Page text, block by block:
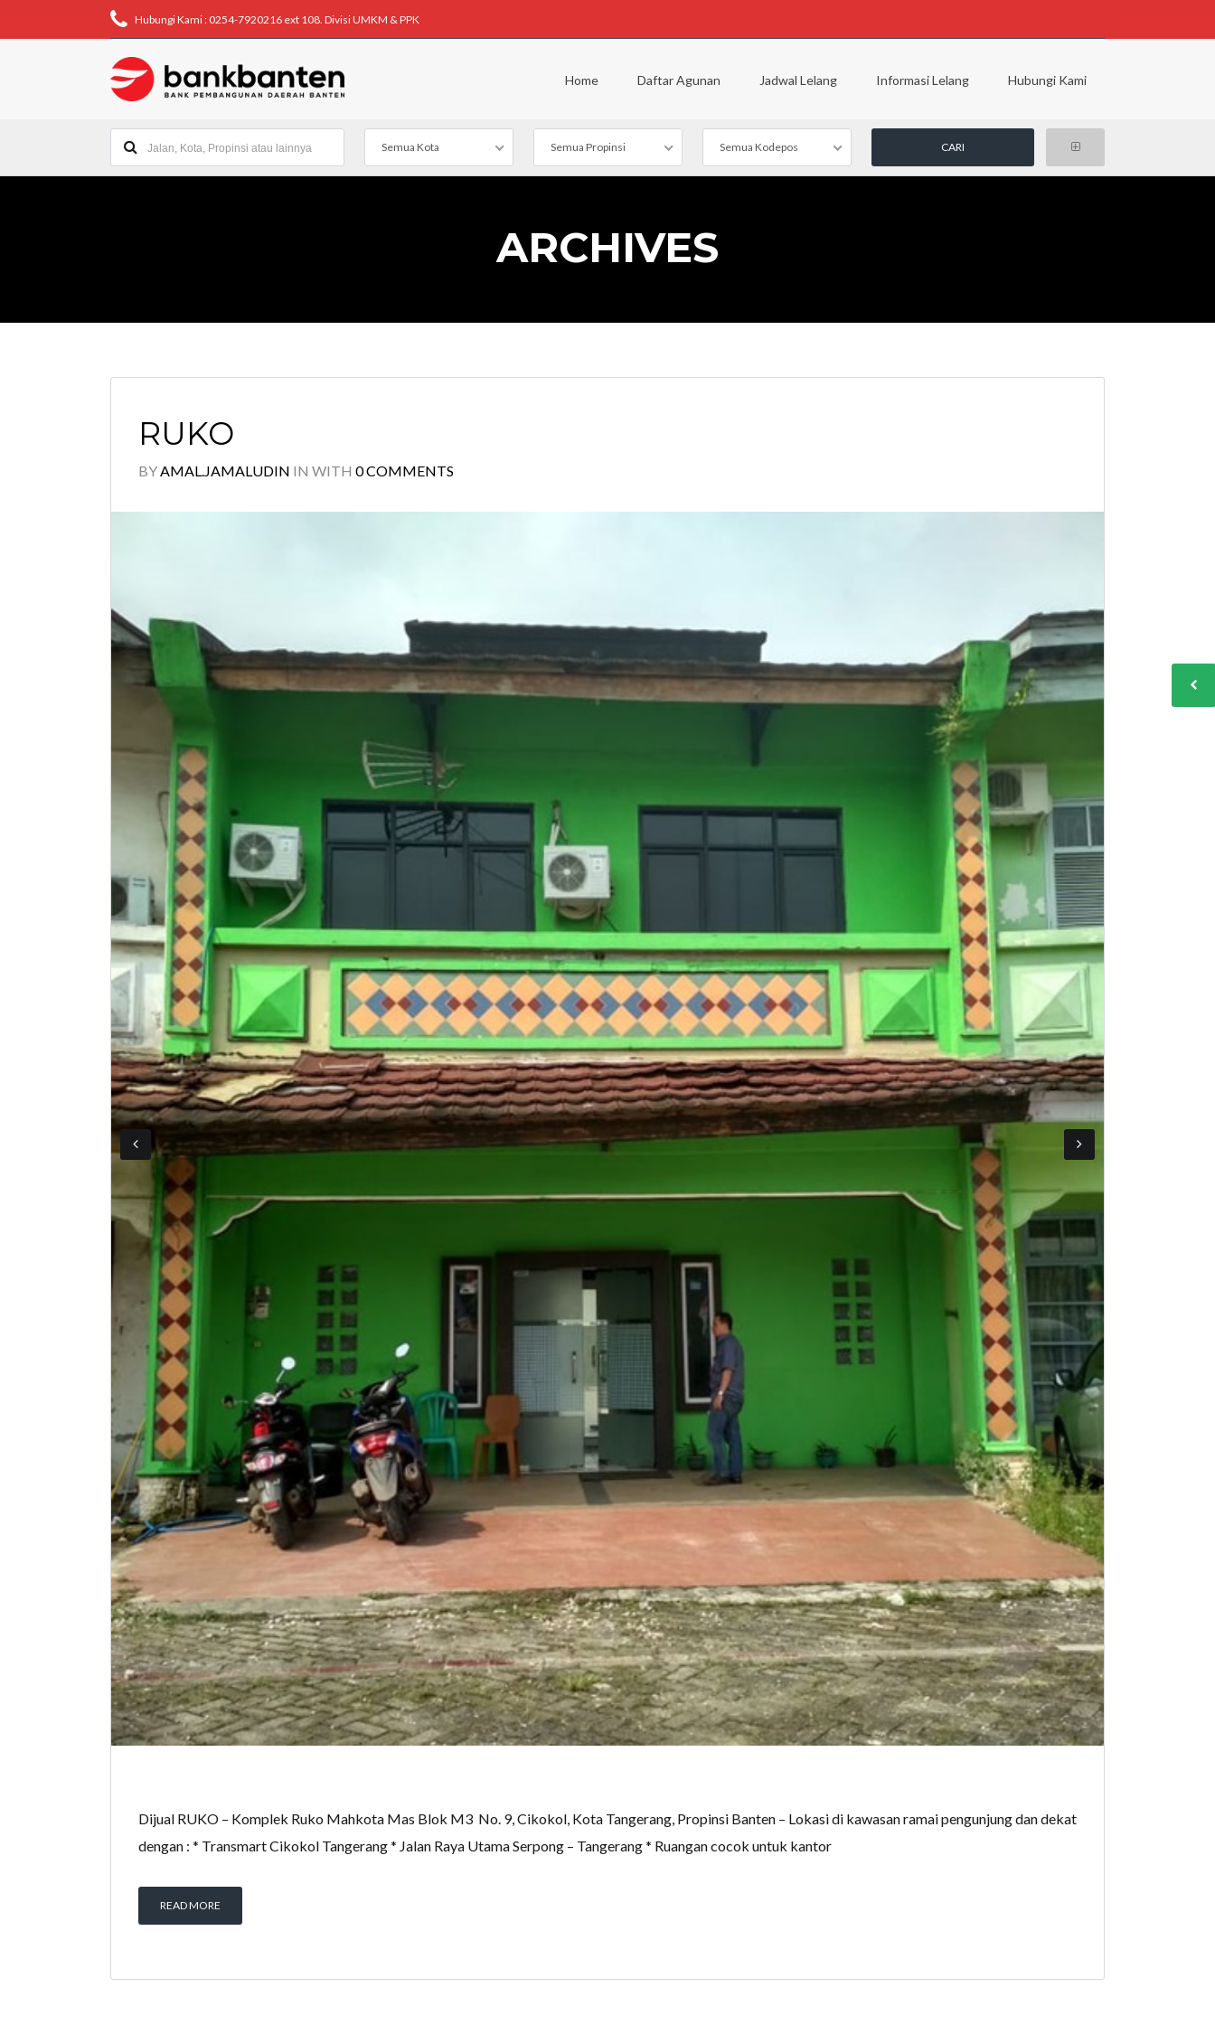
Hubungi Kami : 0254-7920216 ext 108. Divisi UMKM & PPK
Home Daftar Agunan Jadwal Lelang Informasi Lelang Hubungi Kami
Semua Kota Semua Propinsi Semua Kodepos
ARCHIVES
RUKO
BYAMAL.JAMALUDIN IN WITH 0 COMMENTS
Dijual RUKO – Komplek Ruko Mahkota Mas Blok M3 No. 9, Cikokol, Kota Tangerang, Propinsi Banten – Lokasi di kawasan ramai pengunjung dan dekat
dengan : * Transmart Cikokol Tangerang * Jalan Raya Utama Serpong – Tangerang * Ruangan cocok untuk kantor
READ MORE